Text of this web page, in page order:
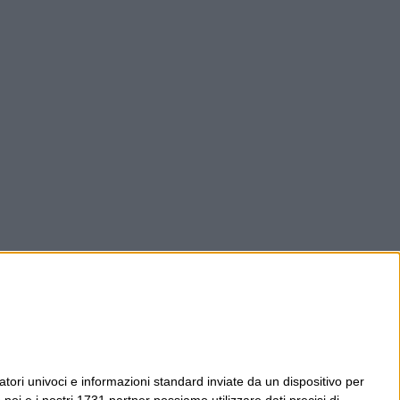
univoci e informazioni standard inviate da un dispositivo per